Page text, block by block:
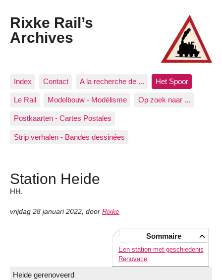
Rixke Rail’s
Archives
Index Contact A la recherche de ... Het Spoor
Le Rail Modelbouw - Modélisme Op zoek naar ...
Postkaarten - Cartes Postales
Strip verhalen - Bandes dessinées
Station Heide
HH.
vrijdag 28 januari 2022, door Rixke
Sommaire
Een station met geschiedenis
Renovatie
Heide gerenoveerd